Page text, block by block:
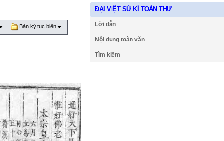
Bản kỷ tục biên
ĐẠI VIỆT SỬ KÍ TOÀN THƯ
Lời dẫn
Nội dung toàn văn
Tìm kiếm